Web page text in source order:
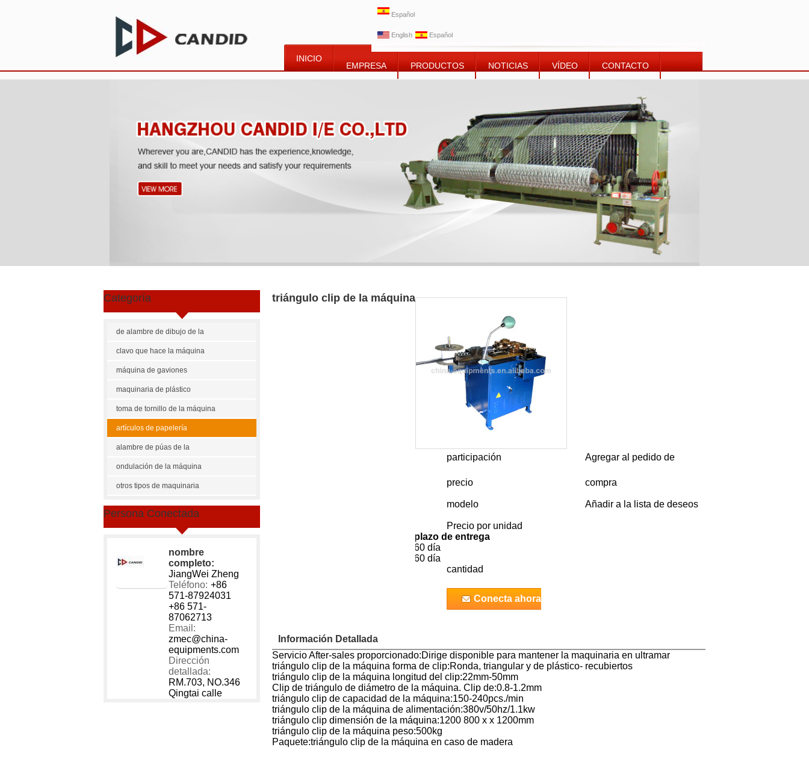
Español
English Español
INICIO
EMPRESA PRODUCTOS NOTICIAS VÍDEO CONTACTO
Categoría
de alambre de dibujo de la
máquina
clavo que hace la máquina
máquina de gaviones
maquinaria de plástico
toma de tornillo de la máquina
artículos de papelería
maquinaria
alambre de púas de la
máquina
ondulación de la máquina
otros tipos de maquinaria
Persona Conectada
nombre
completo:
JiangWei Zheng
Teléfono: +86
571-87924031
+86 571-
87062713
Email:
zmec@china-
equipments.com
Dirección
detallada:
RM.703, NO.346
Qingtai calle
triángulo clip de la máquina
participación
precio
modelo
Precio por unidad
plazo de entrega
60 día
60 día
cantidad
Agregar al pedido de
compra
Conecta ahora
Añadir a la lista de deseos
Información Detallada
Servicio After-sales proporcionado:Dirige disponible para mantener la maquinaria en ultramar
triángulo clip de la máquina forma de clip:Ronda, triangular y de plástico- recubiertos
triángulo clip de la máquina longitud del clip:22mm-50mm
Clip de triángulo de diámetro de la máquina. Clip de:0.8-1.2mm
triángulo clip de capacidad de la máquina:150-240pcs./min
triángulo clip de la máquina de alimentación:380v/50hz/1.1kw
triángulo clip dimensión de la máquina:1200 800 x x 1200mm
triángulo clip de la máquina peso:500kg
Paquete:triángulo clip de la máquina en caso de madera